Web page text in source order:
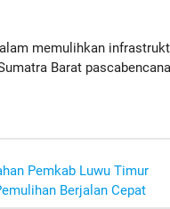
memulihkan
Barat
Pemkab Luwu Timur
Berjalan Cepat